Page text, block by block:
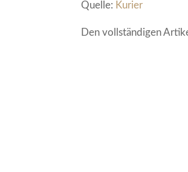
Quelle: Kurier
Den vollständigen